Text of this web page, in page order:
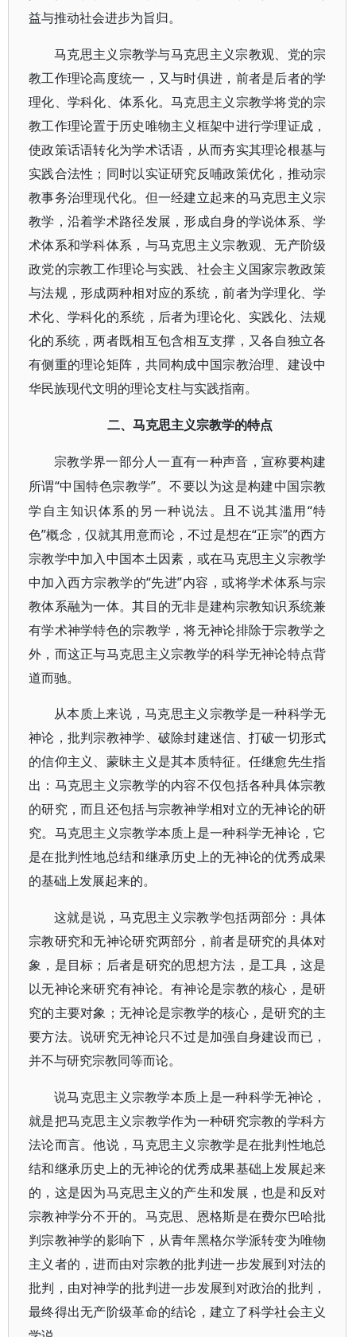
益与推动社会进步为旨归。
马克思主义宗教学与马克思主义宗教观、党的宗
教工作理论高度统一，又与时俱进，前者是后者的学
理化、学科化、体系化。马克思主义宗教学将党的宗
教工作理论置于历史唯物主义框架中进行学理证成，
使政策话语转化为学术话语，从而夯实其理论根基与
实践合法性；同时以实证研究反哺政策优化，推动宗
教事务治理现代化。但一经建立起来的马克思主义宗
教学，沿着学术路径发展，形成自身的学说体系、学
术体系和学科体系，与马克思主义宗教观、无产阶级
政党的宗教工作理论与实践、社会主义国家宗教政策
与法规，形成两种相对应的系统，前者为学理化、学
术化、学科化的系统，后者为理论化、实践化、法规
化的系统，两者既相互包含相互支撑，又各自独立各
有侧重的理论矩阵，共同构成中国宗教治理、建设中
华民族现代文明的理论支柱与实践指南。
二、马克思主义宗教学的特点
宗教学界一部分人一直有一种声音，宣称要构建
所谓“中国特色宗教学”。不要以为这是构建中国宗教
学自主知识体系的另一种说法。且不说其滥用“特
色”概念，仅就其用意而论，不过是想在“正宗”的西方
宗教学中加入中国本土因素，或在马克思主义宗教学
中加入西方宗教学的“先进”内容，或将学术体系与宗
教体系融为一体。其目的无非是建构宗教知识系统兼
有学术神学特色的宗教学，将无神论排除于宗教学之
外，而这正与马克思主义宗教学的科学无神论特点背
道而驰。
从本质上来说，马克思主义宗教学是一种科学无
神论，批判宗教神学、破除封建迷信、打破一切形式
的信仰主义、蒙昧主义是其本质特征。任继愈先生指
出：马克思主义宗教学的内容不仅包括各种具体宗教
的研究，而且还包括与宗教神学相对立的无神论的研
究。马克思主义宗教学本质上是一种科学无神论，它
是在批判性地总结和继承历史上的无神论的优秀成果
的基础上发展起来的。
这就是说，马克思主义宗教学包括两部分：具体
宗教研究和无神论研究两部分，前者是研究的具体对
象，是目标；后者是研究的思想方法，是工具，这是
以无神论来研究有神论。有神论是宗教的核心，是研
究的主要对象；无神论是宗教学的核心，是研究的主
要方法。说研究无神论只不过是加强自身建设而已，
并不与研究宗教同等而论。
说马克思主义宗教学本质上是一种科学无神论，
就是把马克思主义宗教学作为一种研究宗教的学科方
法论而言。他说，马克思主义宗教学是在批判性地总
结和继承历史上的无神论的优秀成果基础上发展起来
的，这是因为马克思主义的产生和发展，也是和反对
宗教神学分不开的。马克思、恩格斯是在费尔巴哈批
判宗教神学的影响下，从青年黑格尔学派转变为唯物
主义者的，进而由对宗教的批判进一步发展到对法的
批判，由对神学的批判进一步发展到对政治的批判，
最终得出无产阶级革命的结论，建立了科学社会主义